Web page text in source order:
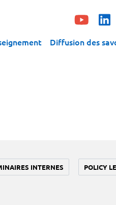
Diffusion des
INTERNES POLICY